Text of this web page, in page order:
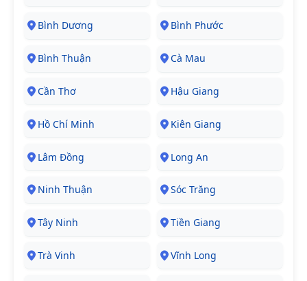
Bình Dương Bình Phước
Bình Thuận Cà Mau
Cần Thơ Hậu Giang
Hồ Chí Minh Kiên Giang
Lâm Đồng Long An
Ninh Thuận Sóc Trăng
Tây Ninh Tiền Giang
Trà Vinh Vĩnh Long